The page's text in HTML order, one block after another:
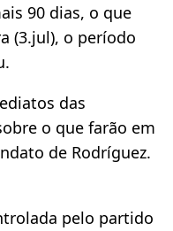
90 dias, o que
(3.jul), o período
das
o que farão em
de Rodríguez.
pelo partido